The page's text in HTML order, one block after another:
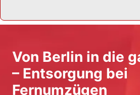
Von Berlin in die
– Entsorgung bei
Fernumzügen